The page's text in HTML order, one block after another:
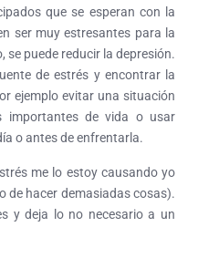
que se esperan con la
ser muy estresantes para la
se puede reducir la depresión.
de estrés y encontrar la
ejemplo evitar una situación
importantes de vida o usar
o antes de enfrentarla.
me lo estoy causando yo
de hacer demasiadas cosas).
y deja lo no necesario a un